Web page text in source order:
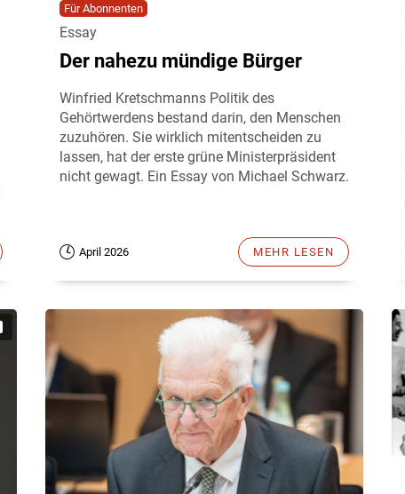
Für Abonnenten
Essay
Der nahezu mündige Bürger
Winfried Kretschmanns Politik des
Gehörtwerdens bestand darin, den Menschen
zuzuhören. Sie wirklich mitentscheiden zu
lassen, hat der erste grüne Ministerpräsident
nicht gewagt. Ein Essay von Michael Schwarz.
April 2026 MEHR LESEN